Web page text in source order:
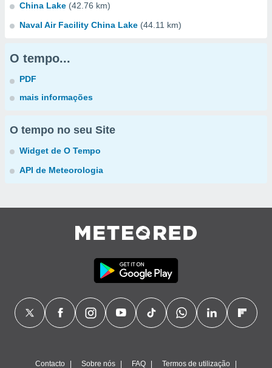
China Lake (42.76 km)
Naval Air Facility China Lake (44.11 km)
O tempo...
PDF
mais informações
O tempo no seu Site
Widget de O Tempo
API de Meteorologia
Contacto Sobre nós FAQ Termos de utilização